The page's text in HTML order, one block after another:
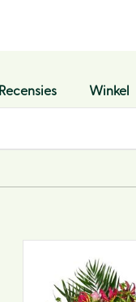
Recensies Winkel